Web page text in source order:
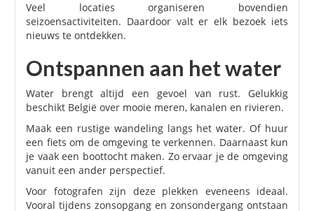
Veel locaties organiseren bovendien
seizoensactiviteiten. Daardoor valt er elk bezoek iets
nieuws te ontdekken.
Ontspannen aan het water
Water brengt altijd een gevoel van rust. Gelukkig
beschikt België over mooie meren, kanalen en rivieren.
Maak een rustige wandeling langs het water. Of huur
een fiets om de omgeving te verkennen. Daarnaast kun
je vaak een boottocht maken. Zo ervaar je de omgeving
vanuit een ander perspectief.
Voor fotografen zijn deze plekken eveneens ideaal.
Vooral tijdens zonsopgang en zonsondergang ontstaan